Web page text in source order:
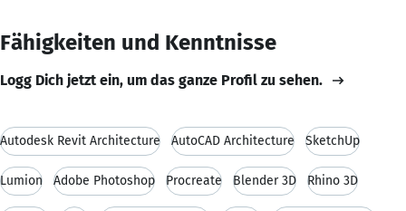
Fähigkeiten und Kenntnisse
Logg Dich jetzt ein, um das ganze Profil zu sehen.
Autodesk Revit Architecture AutoCAD Architecture SketchUp
Lumion Adobe Photoshop Procreate Blender 3D Rhino 3D